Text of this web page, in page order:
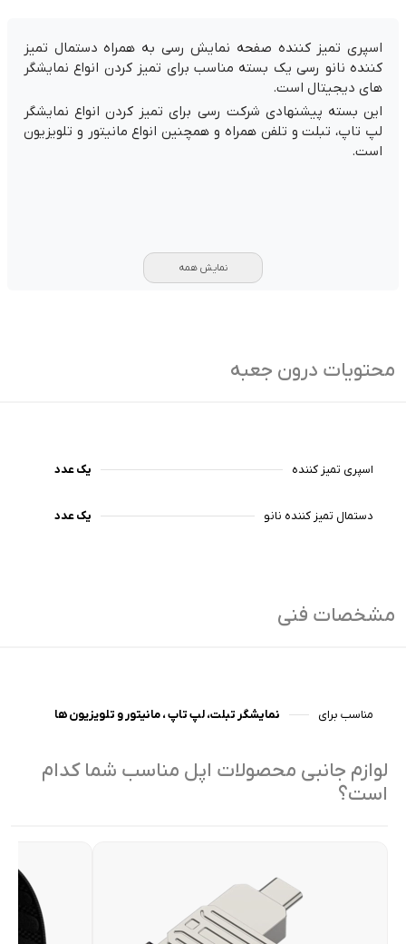
اسپری تمیز کننده صفحه نمایش رسی به همراه دستمال تمیز
کننده نانو رسی یک بسته مناسب برای تمیز کردن انواع نمایشگر
های دیجیتال است.
این بسته پیشنهادی شرکت رسی برای تمیز کردن انواع نمایشگر
لپ تاپ، تبلت و تلفن همراه و همچنین انواع مانیتور و تلویزیون
است.
نمایش همه
محتویات درون جعبه
اسپری تمیز کننده یک عدد
دستمال تمیز کننده نانو یک عدد
مشخصات فنی
مناسب برای نمایشگر تبلت، لپ تاپ ، مانیتور و تلویزیون ها
لوازم جانبی محصولات اپل مناسب شما کدام
است؟